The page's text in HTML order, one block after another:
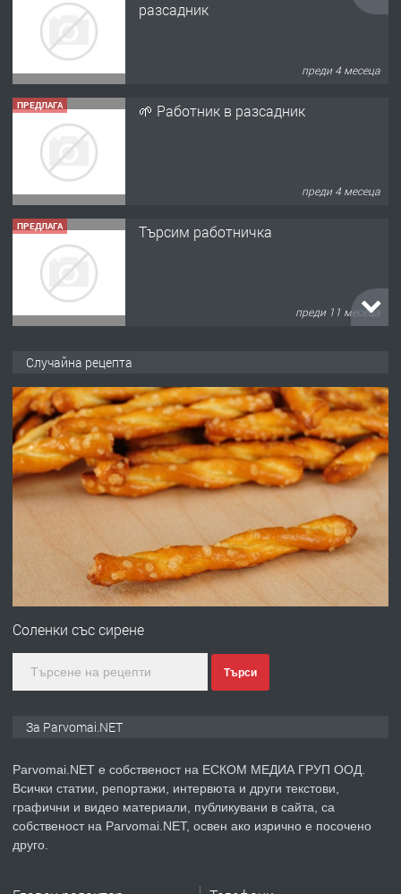
разсадник
преди 4 месеца
ПРЕДЛАГА 🌱 Работник в разсадник
преди 4 месеца
ПРЕДЛАГА Търсим работничка
преди 11 месеца
преди 1 година
ПРЕДЛАГА Работа за общи работници
преди 1 година
ПРЕДЛАГА
Първи поход "По стъпките на Ангел
преди 1 година
ПРЕДЛАГА Уроци по Математика
Случайна рецепта
Соленки със сирене
Търси
За Parvomai.NET
Parvomai.NET е собственост на ЕСКОМ МЕДИА ГРУП ООД.
Всички статии, репортажи, интервюта и други текстови,
графични и видео материали, публикувани в сайта, са
собственост на Parvomai.NET, освен ако изрично е посочено
друго.